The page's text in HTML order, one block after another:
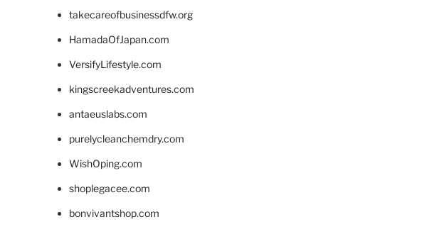
takecareofbusinessdfw.org
HamadaOfJapan.com
VersifyLifestyle.com
kingscreekadventures.com
antaeuslabs.com
purelycleanchemdry.com
WishOping.com
shoplegacee.com
bonvivantshop.com